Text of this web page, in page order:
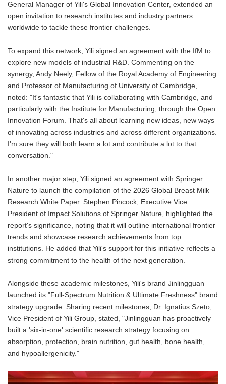
General Manager of Yili's Global Innovation Center, extended an
open invitation to research institutes and industry partners
worldwide to tackle these frontier challenges.
To expand this network, Yili signed an agreement with the IfM to
explore new models of industrial R&D. Commenting on the
synergy, Andy Neely, Fellow of the Royal Academy of Engineering
and Professor of Manufacturing of University of Cambridge,
noted: "It's fantastic that Yili is collaborating with Cambridge, and
particularly with the Institute for Manufacturing, through the Open
Innovation Forum. That's all about learning new ideas, new ways
of innovating across industries and across different organizations.
I'm sure they will both learn a lot and contribute a lot to that
conversation."
In another major step, Yili signed an agreement with Springer
Nature to launch the compilation of the 2026 Global Breast Milk
Research White Paper. Stephen Pincock, Executive Vice
President of Impact Solutions of Springer Nature, highlighted the
report's significance, noting that it will outline international frontier
trends and showcase research achievements from top
institutions. He added that Yili's support for this initiative reflects a
strong commitment to the health of the next generation.
Alongside these academic milestones, Yili's brand Jinlingguan
launched its "Full-Spectrum Nutrition & Ultimate Freshness" brand
strategy upgrade. Sharing recent milestones, Dr. Ignatius Szeto,
Vice President of Yili Group, stated, "Jinlingguan has proactively
built a 'six-in-one' scientific research strategy focusing on
absorption, protection, brain nutrition, gut health, bone health,
and hypoallergenicity."